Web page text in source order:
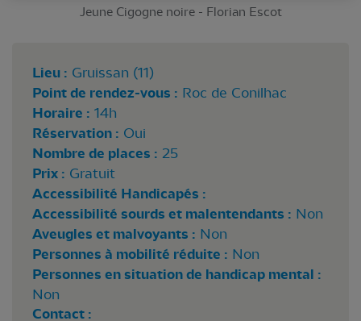
Jeune Cigogne noire - Florian Escot
Lieu : Gruissan (11)
Point de rendez-vous : Roc de Conilhac
Horaire : 14h
Réservation : Oui
Nombre de places : 25
Prix : Gratuit
Accessibilité Handicapés :
Accessibilité sourds et malentendants : Non
Aveugles et malvoyants : Non
Personnes à mobilité réduite : Non
Personnes en situation de handicap mental :
Non
Contact :